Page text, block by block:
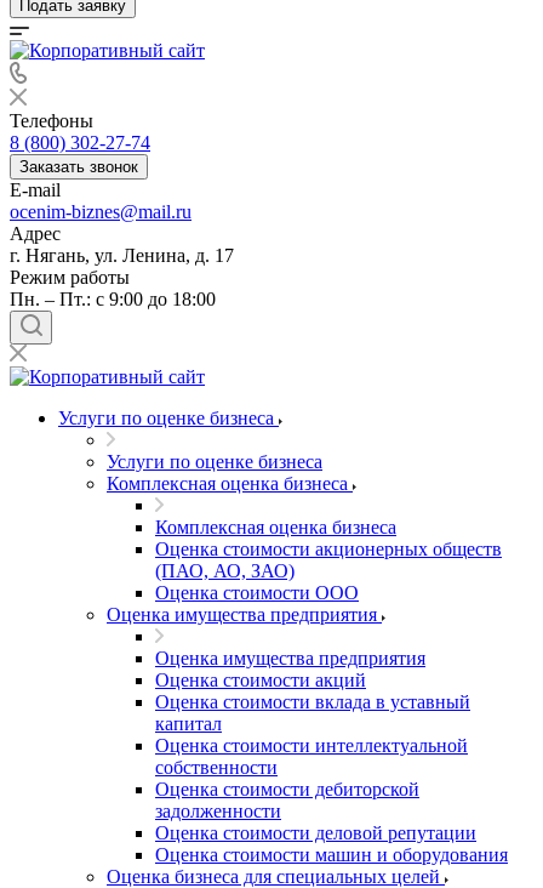
Подать заявку
Телефоны
8 (800) 302-27-74
Заказать звонок
E-mail
ocenim-biznes@mail.ru
Адрес
г. Нягань, ул. Ленина, д. 17
Режим работы
Пн. – Пт.: с 9:00 до 18:00
Услуги по оценке бизнеса
Услуги по оценке бизнеса
Комплексная оценка бизнеса
Комплексная оценка бизнеса
Оценка стоимости акционерных обществ
(ПАО, АО, ЗАО)
Оценка стоимости ООО
Оценка имущества предприятия
Оценка имущества предприятия
Оценка стоимости акций
Оценка стоимости вклада в уставный
капитал
Оценка стоимости интеллектуальной
собственности
Оценка стоимости дебиторской
задолженности
Оценка стоимости деловой репутации
Оценка стоимости машин и оборудования
Оценка бизнеса для специальных целей